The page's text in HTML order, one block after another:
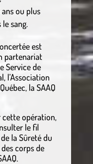
ans ou plus
sang.
est
partenariat
Service de
l’Association
la SAAQ
cette opération,
le fil
la Sûreté du
corps de